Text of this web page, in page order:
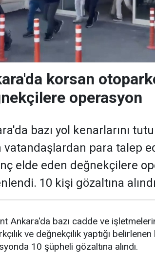
korsan
operasyon
bazı yol kenarlarını
vatandaşlardan para talep
elde eden değnekçilere
10 kişi gözaltına
Ankara'da bazı cadde ve
ve değnekçilik yaptığı
10 şüpheli gözaltına alındı.